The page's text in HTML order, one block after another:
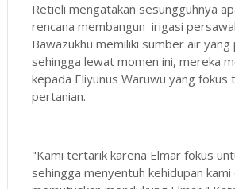
Retieli mengatakan sesungguhnya
rencana membangun irigasi
Bawazukhu memiliki sumber air yang
sehingga lewat momen ini, mereka
kepada Eliyunus Waruwu yang fokus
pertanian.
"Kami tertarik karena Elmar fokus
sehingga menyentuh kehidupan